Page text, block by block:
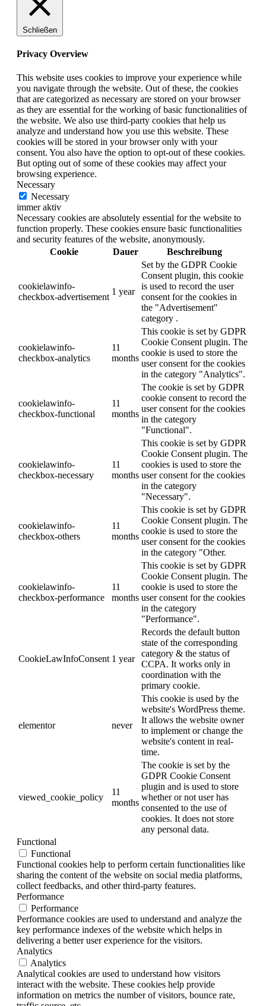
Schließen
Privacy Overview
This website uses cookies to improve your experience while
you navigate through the website. Out of these, the cookies
that are categorized as necessary are stored on your browser
as they are essential for the working of basic functionalities of
the website. We also use third-party cookies that help us
analyze and understand how you use this website. These
cookies will be stored in your browser only with your
consent. You also have the option to opt-out of these cookies.
But opting out of some of these cookies may affect your
browsing experience.
Necessary
Necessary
immer aktiv
Necessary cookies are absolutely essential for the website to
function properly. These cookies ensure basic functionalities
and security features of the website, anonymously.
Cookie
Dauer Beschreibung
cookielawinfo-
checkbox-advertisement
1 year
Set by the GDPR Cookie
Consent plugin, this cookie
is used to record the user
consent for the cookies in
the "Advertisement"
category .
cookielawinfo-
checkbox-analytics
11
months
This cookie is set by GDPR
Cookie Consent plugin. The
cookie is used to store the
user consent for the cookies
in the category "Analytics".
cookielawinfo-
checkbox-functional
11
months
The cookie is set by GDPR
cookie consent to record the
user consent for the cookies
in the category
"Functional".
cookielawinfo-
checkbox-necessary
11
months
This cookie is set by GDPR
Cookie Consent plugin. The
cookies is used to store the
user consent for the cookies
in the category
"Necessary".
cookielawinfo-
checkbox-others
11
months
This cookie is set by GDPR
Cookie Consent plugin. The
cookie is used to store the
user consent for the cookies
in the category "Other.
cookielawinfo-
checkbox-performance
11
months
This cookie is set by GDPR
Cookie Consent plugin. The
cookie is used to store the
user consent for the cookies
in the category
"Performance".
CookieLawInfoConsent 1 year
Records the default button
state of the corresponding
category & the status of
CCPA. It works only in
coordination with the
primary cookie.
elementor never
This cookie is used by the
website's WordPress theme.
It allows the website owner
to implement or change the
website's content in real-
time.
viewed_cookie_policy
11
months
The cookie is set by the
GDPR Cookie Consent
plugin and is used to store
whether or not user has
consented to the use of
cookies. It does not store
any personal data.
Functional
Functional
Functional cookies help to perform certain functionalities like
sharing the content of the website on social media platforms,
collect feedbacks, and other third-party features.
Performance
Performance
Performance cookies are used to understand and analyze the
key performance indexes of the website which helps in
delivering a better user experience for the visitors.
Analytics
Analytics
Analytical cookies are used to understand how visitors
interact with the website. These cookies help provide
information on metrics the number of visitors, bounce rate,